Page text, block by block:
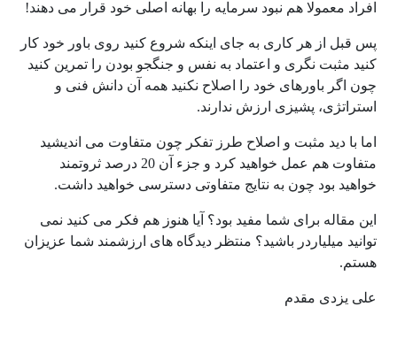
افراد معمولا هم نبود سرمایه را بهانه اصلی خود قرار می دهند!
پس قبل از هر کاری به جای اینکه شروع کنید روی باور خود کار
کنید مثبت نگری و اعتماد به نفس و جنگجو بودن را تمرین کنید
چون اگر باورهای خود را اصلاح نکنید همه آن دانش فنی و
استراتژی، پشیزی ارزش ندارند.
اما با دید مثبت و اصلاح طرز تفکر چون متفاوت می اندیشید
متفاوت هم عمل خواهید کرد و جزء آن 20 درصد ثروتمند
خواهید بود چون به نتایج متفاوتی دسترسی خواهید داشت.
این مقاله برای شما مفید بود؟ آیا هنوز هم فکر می کنید نمی
توانید میلیاردر باشید؟ منتظر دیدگاه های ارزشمند شما عزیزان
هستم.
علی یزدی مقدم